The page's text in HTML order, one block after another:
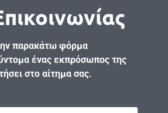
παρακάτω φόρμα
ένας εκπρόσωπος της
στο αίτημα σας.